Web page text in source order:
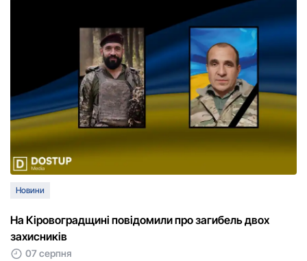
Новини
На Кіровоградщині повідомили про загибель двох
захисників
07 серпня